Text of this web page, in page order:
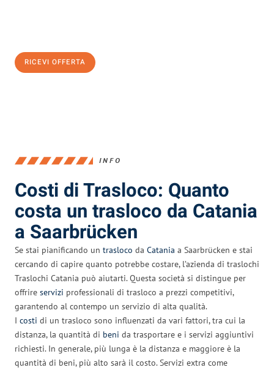
RICEVI OFFERTA
INFO
Costi di Trasloco: Quanto
costa un trasloco da Catania
a Saarbrücken
Se stai pianificando un trasloco da Catania a Saarbrücken e stai
cercando di capire quanto potrebbe costare, l’azienda di traslochi
Traslochi Catania può aiutarti. Questa società si distingue per
offrire servizi professionali di trasloco a prezzi competitivi,
garantendo al contempo un servizio di alta qualità.
I costi di un trasloco sono influenzati da vari fattori, tra cui la
distanza, la quantità di beni da trasportare e i servizi aggiuntivi
richiesti. In generale, più lunga è la distanza e maggiore è la
quantità di beni, più alto sarà il costo. Servizi extra come